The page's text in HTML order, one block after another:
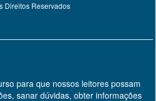
Direitos Reservados
para que nossos leitores possam
sanar dúvidas, obter informações